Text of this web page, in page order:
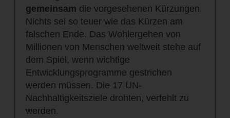
gemeinsam die vorgesehenen Kürzungen.
Nichts sei so teuer wie das Kürzen am
falschen Ende. Das Wohlergehen von
Millionen von Menschen weltweit stehe auf
dem Spiel, wenn wichtige
Entwicklungsprogramme gestrichen
werden müssen. Die 17 UN-
Nachhaltigkeitsziele drohten, verfehlt zu
werden.